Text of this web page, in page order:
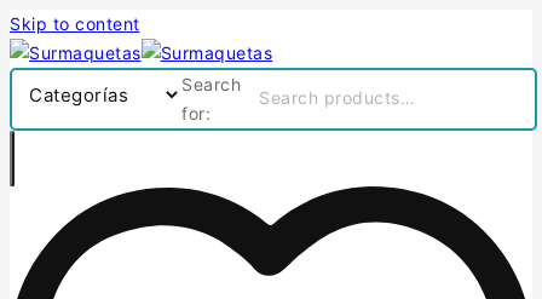
Skip to content
Search
for: